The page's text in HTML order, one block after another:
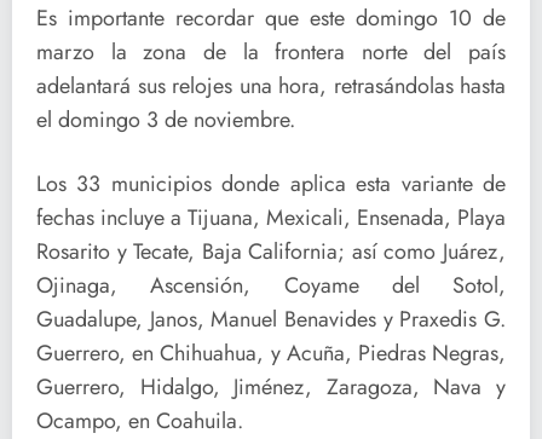
Es importante recordar que este domingo 10 de
marzo la zona de la frontera norte del país
adelantará sus relojes una hora, retrasándolas hasta
el domingo 3 de noviembre.
Los 33 municipios donde aplica esta variante de
fechas incluye a Tijuana, Mexicali, Ensenada, Playa
Rosarito y Tecate, Baja California; así como Juárez,
Ojinaga, Ascensión, Coyame del Sotol,
Guadalupe, Janos, Manuel Benavides y Praxedis G.
Guerrero, en Chihuahua, y Acuña, Piedras Negras,
Guerrero, Hidalgo, Jiménez, Zaragoza, Nava y
Ocampo, en Coahuila.